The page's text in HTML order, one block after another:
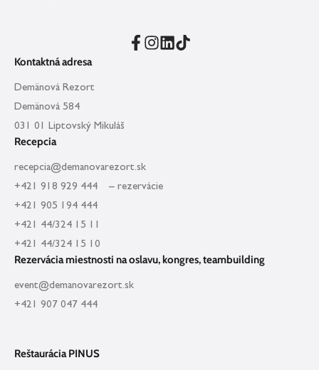
Kontaktná adresa
Demänová Rezort
Demänová 584
031 01 Liptovský Mikuláš
Recepcia
recepcia@demanovarezort.sk
+421 918 929 444 – rezervácie
+421 905 194 444
+421 44/324 15 11
+421 44/324 15 10
Rezervácia miestnosti na oslavu, kongres, teambuilding
event@demanovarezort.sk
+421 907 047 444
Reštaurácia PINUS